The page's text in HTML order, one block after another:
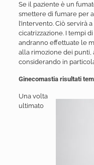
Se il paziente è un
smettere di fumare per
l’intervento. Ciò servirà
cicatrizzazione. I tempi
andranno effettuate le
alla rimozione dei punti,
considerando in
Ginecomastia risultati
Una volta
ultimato